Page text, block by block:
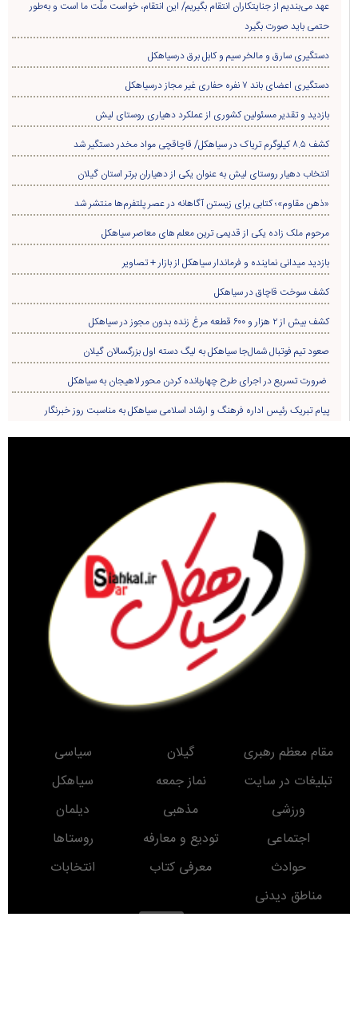
عهد می‌بندیم از جنایتکاران انتقام بگیریم/ این انتقام، خواست ملّت ما است و به‌طور
حتمی باید صورت بگیرد
دستگیری سارق و مالخر سیم و کابل برق درسیاهکل
دستگیری اعضای باند ۷ نفره حفاری غير مجاز درسیاهکل
بازدید و تقدیر مسئولین کشوری از عملکرد دهیاری روستای لیش
کشف ۸.۵ کیلوگرم تریاک در سیاهکل/ قاچاقچی مواد مخدر دستگیر شد
انتخاب دهیار روستای لیش به عنوان یکی از دهیاران برتر استان گیلان
«ذهن مقاوم»؛ کتابی برای زیستن آگاهانه در عصر پلتفرم‌ها منتشر شد
مرحوم ملک زاده یکی از قدیمی ترین معلم های معاصر سیاهکل
بازدید میدانی نماینده و فرماندار سیاهکل از بازار + تصاویر
کشف سوخت قاچاق در سياهکل
کشف بیش از ۲ هزار و ۶۰۰ قطعه مرغ زنده بدون مجوز در سیاهکل
صعود تیم فوتبال شمال‌جا‌ سیاهکل به لیگ دسته اول بزرگسالان گیلان
ضرورت تسریع در اجرای طرح چهاربانده کردن محور لاهیجان به سیاهکل
پیام تبریک رئیس اداره فرهنگ و ارشاد اسلامی سیاهکل به مناسبت روز خبرنگار
مقام معظم رهبری گیلان
سیاسی
تبلیغات در سایت
نماز جمعه
سیاهکل
ورزشی
مذهبی
دیلمان
اجتماعی
تودیع و معارفه
روستاها
حوادث
معرفی کتاب
انتخابات
مناطق دیدنی